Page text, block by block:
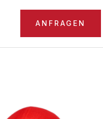
ANFRAGEN